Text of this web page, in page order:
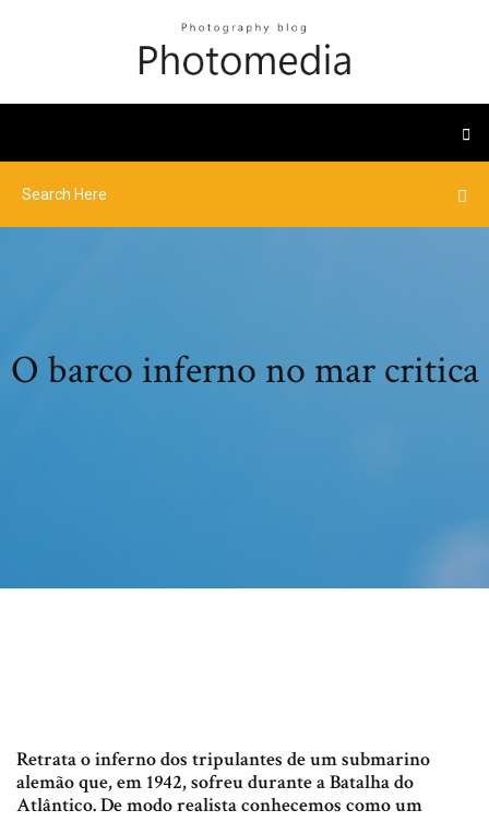
O barco inferno no mar critica
Retrata o inferno dos tripulantes de um submarino
alemão que, em 1942, sofreu durante a Batalha do
Atlântico. De modo realista conhecemos como um